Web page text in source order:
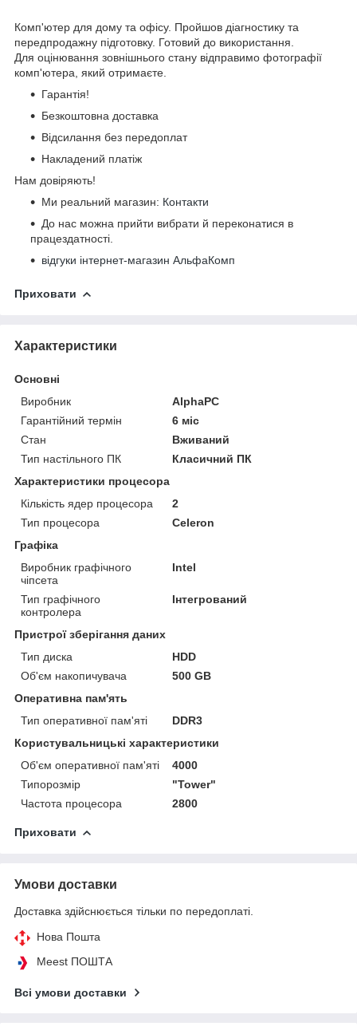
Комп'ютер для дому та офісу. Пройшов діагностику та
передпродажну підготовку. Готовий до використання.
Для оцінювання зовнішнього стану відправимо фотографії
комп'ютера, який отримаєте.
Гарантія!
Безкоштовна доставка
Відсилання без передоплат
Накладений платіж
Нам довіряють!
Ми реальний магазин: Контакти
До нас можна прийти вибрати й переконатися в
працездатності.
відгуки інтернет-магазин АльфаКомп
Приховати
Характеристики
Основні
Виробник
AlphaPC
Гарантійний термін
6 міс
Стан
Вживаний
Тип настільного ПК
Класичний ПК
Характеристики процесора
Кількість ядер процесора
2
Тип процесора
Celeron
Графіка
Виробник графічного
чіпсета
Intel
Тип графічного
контролера
Інтегрований
Пристрої зберігання даних
Тип диска
HDD
Об'єм накопичувача
500 GB
Оперативна пам'ять
Тип оперативної пам'яті
DDR3
Користувальницькі характеристики
Об'єм оперативної пам'яті
4000
Типорозмір
"Tower"
Частота процесора
2800
Приховати
Умови доставки
Доставка здійснюється тільки по передоплаті.
Нова Пошта
Meest ПОШТА
Всі умови доставки